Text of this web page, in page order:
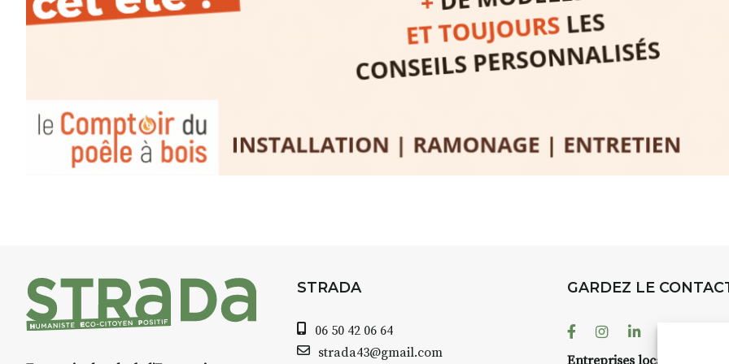
minutes du Puy-en-Velay
aquarelle, encre, ou contenu hybride.
Le programme :
8h : rendez-vous au point de départ
Et si le temps se gâte : un atelier abrité
permettra de continuer à créer.
À partir de 90€/jour(soit 270€ les 3 jours
Minimum 8 personnes – sans pension complète
STRADA
galerie à
STRADA
06 50 42 06 64
strada43@gmail.com
GARDEZ LE
FacebookInstagramLinkedin